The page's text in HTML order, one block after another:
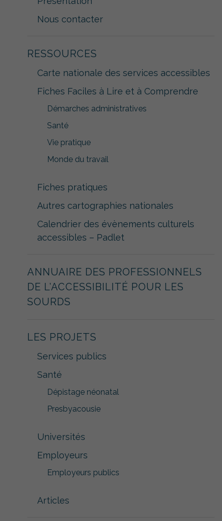
Nous contacter
RESSOURCES
Carte nationale des services accessibles
Fiches Faciles à Lire et à Comprendre
Démarches administratives
Santé
Vie pratique
Monde du travail
Fiches pratiques
Autres cartographies nationales
Calendrier des évènements culturels
accessibles – Padlet
ANNUAIRE DES PROFESSIONNELS
DE L’ACCESSIBILITÉ POUR LES
SOURDS
LES PROJETS
Services publics
Santé
Dépistage néonatal
Presbyacousie
Universités
Employeurs
Employeurs publics
Articles